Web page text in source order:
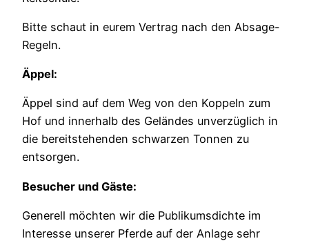
Bitte schaut in eurem Vertrag nach den Absage-
Regeln.
Äppel:
Äppel sind auf dem Weg von den Koppeln zum
Hof und innerhalb des Geländes unverzüglich in
die bereitstehenden schwarzen Tonnen zu
entsorgen.
Besucher und Gäste:
Generell möchten wir die Publikumsdichte im
Interesse unserer Pferde auf der Anlage sehr